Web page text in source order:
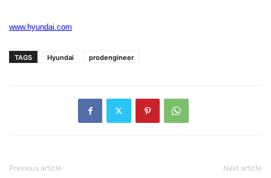
www.hyundai.com
TAGS Hyundai prodengineer
Previous article Next article